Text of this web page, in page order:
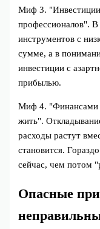
Миф 3. "Инвестиции
профессионалов".
инструментов с
сумме, а в
инвестиции с
прибылью.
Миф 4. "Финансами
жить".
расходы растут
становится.
сейчас, чем потом
Опасные